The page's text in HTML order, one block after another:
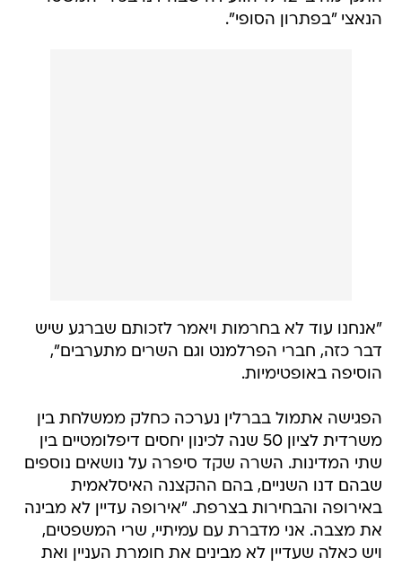
הנאצי "בפתרון הסופי".
"אנחנו עוד לא בחרמות ויאמר לזכותם שברגע שיש
דבר כזה, חברי הפרלמנט וגם השרים מתערבים",
הוסיפה באופטימיות.
הפגישה אתמול בברלין נערכה כחלק ממשלחת בין
משרדית לציון 50 שנה לכינון יחסים דיפלומטיים בין
שתי המדינות. השרה שקד סיפרה על נושאים נוספים
שבהם דנו השניים, בהם ההקצנה האיסלאמית
באירופה והבחירות בצרפת. "אירופה עדיין לא מבינה
את מצבה. אני מדברת עם עמיתיי, שרי המשפטים,
ויש כאלה שעדיין לא מבינים את חומרת העניין ואת